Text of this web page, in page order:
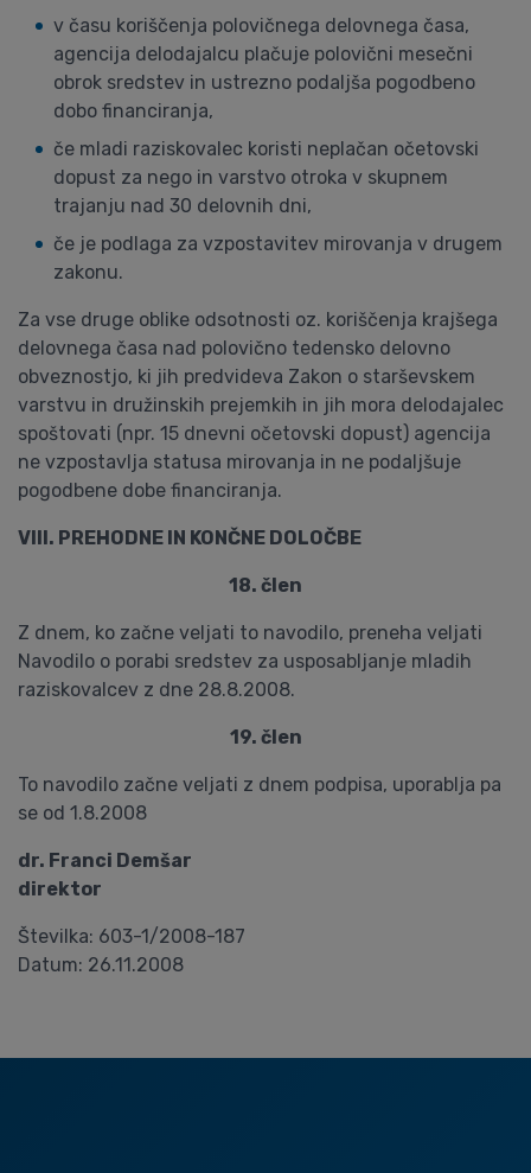
v času koriščenja polovičnega delovnega časa,
agencija delodajalcu plačuje polovični mesečni
obrok sredstev in ustrezno podaljša pogodbeno
dobo financiranja,
če mladi raziskovalec koristi neplačan očetovski
dopust za nego in varstvo otroka v skupnem
trajanju nad 30 delovnih dni,
če je podlaga za vzpostavitev mirovanja v drugem
zakonu.
Za vse druge oblike odsotnosti oz. koriščenja krajšega
delovnega časa nad polovično tedensko delovno
obveznostjo, ki jih predvideva Zakon o starševskem
varstvu in družinskih prejemkih in jih mora delodajalec
spoštovati (npr. 15 dnevni očetovski dopust) agencija
ne vzpostavlja statusa mirovanja in ne podaljšuje
pogodbene dobe financiranja.
VIII. PREHODNE IN KONČNE DOLOČBE
18. člen
Z dnem, ko začne veljati to navodilo, preneha veljati
Navodilo o porabi sredstev za usposabljanje mladih
raziskovalcev z dne 28.8.2008.
19. člen
To navodilo začne veljati z dnem podpisa, uporablja pa
se od 1.8.2008
dr. Franci Demšar
direktor
Številka: 603-1/2008-187
Datum: 26.11.2008